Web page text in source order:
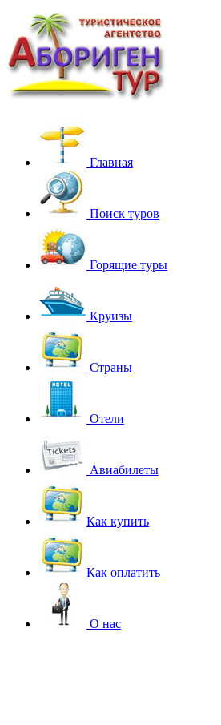
Главная
Поиск туров
Горящие туры
Круизы
Страны
Отели
Авиабилеты
Как купить
Как оплатить
О нас